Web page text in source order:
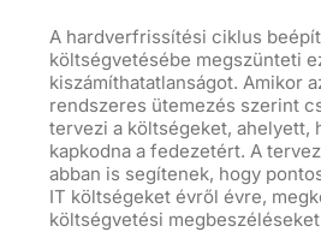
A hardverfrissítési ciklus
költségvetésébe megszünteti
kiszámíthatatlanságot. Amikor
rendszeres ütemezés szerint
tervezi a költségeket, ahelyett,
kapkodna a fedezetért. A
abban is segítenek, hogy
IT költségeket évről évre,
költségvetési